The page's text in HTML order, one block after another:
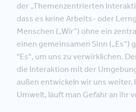
der „Themenzentrierten
dass es keine Arbeits- oder
Menschen („Wir“) ohne ein
einen gemeinsamen Sinn („Es“)
"Es", um uns zu verwirklichen.
die Interaktion mit der
außen entwickeln wir uns weiter.
Umwelt, läuft man Gefahr an ihr